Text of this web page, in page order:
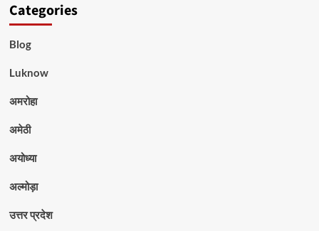
Categories
Blog
Luknow
अमरोहा
अमेठी
अयोध्या
अल्मोड़ा
उत्तर प्रदेश